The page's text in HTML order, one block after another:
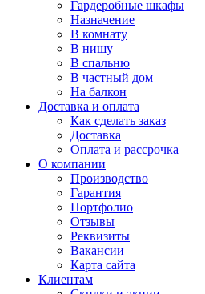
Гардеробные шкафы
Назначение
В комнату
В нишу
В спальню
В частный дом
На балкон
Доставка и оплата
Как сделать заказ
Доставка
Оплата и рассрочка
О компании
Производство
Гарантия
Портфолио
Отзывы
Реквизиты
Вакансии
Карта сайта
Клиентам